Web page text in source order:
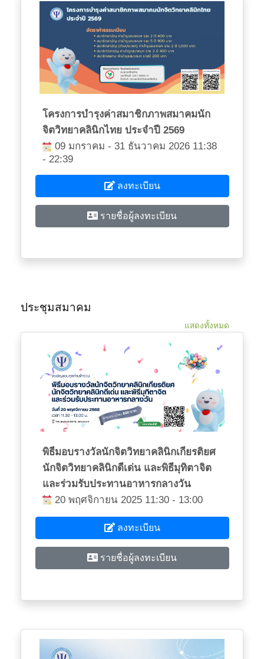
โครงการบำรุงค่าสมาชิกภาพสมาคมนัก
จิตวิทยาคลินิกไทย ประจำปี 2569
09 มกราคม - 31 ธันวาคม 2026 11:38
- 22:39
ลงทะเบียน
รายชื่อผู้ลงทะเบียน
ประชุมสมาคม
แสดงทั้งหมด
พิธีมอบรางวัลนักจิตวิทยาคลินิกเกียรติยศ
นักจิตวิทยาคลินิกดีเด่น และพิธีมุทิตาจิต
และร่วมรับประทานอาหารกลางวัน
20 พฤศจิกายน 2025 11:30 - 13:00
ลงทะเบียน
รายชื่อผู้ลงทะเบียน